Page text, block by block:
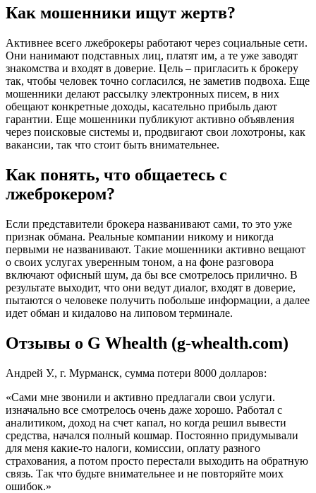
Как мошенники ищут жертв?
Активнее всего лжеброкеры работают через социальные сети.
Они нанимают подставных лиц, платят им, а те уже заводят
знакомства и входят в доверие. Цель – пригласить к брокеру
так, чтобы человек точно согласился, не заметив подвоха. Еще
мошенники делают рассылку электронных писем, в них
обещают конкретные доходы, касательно прибыль дают
гарантии. Еще мошенники публикуют активно объявления
через поисковые системы и, продвигают свои лохотроны, как
вакансии, так что стоит быть внимательнее.
Как понять, что общаетесь с
лжеброкером?
Если представители брокера названивают сами, то это уже
признак обмана. Реальные компании никому и никогда
первыми не названивают. Такие мошенники активно вещают
о своих услугах уверенным тоном, а на фоне разговора
включают офисный шум, да бы все смотрелось прилично. В
результате выходит, что они ведут диалог, входят в доверие,
пытаются о человеке получить побольше информации, а далее
идет обман и кидалово на липовом терминале.
Отзывы о G Whealth (g-whealth.com)
Андрей У., г. Мурманск, сумма потери 8000 долларов:
«Сами мне звонили и активно предлагали свои услуги.
изначально все смотрелось очень даже хорошо. Работал с
аналитиком, доход на счет капал, но когда решил вывести
средства, начался полный кошмар. Постоянно придумывали
для меня какие-то налоги, комиссии, оплату разного
страхования, а потом просто перестали выходить на обратную
связь. Так что будьте внимательнее и не повторяйте моих
ошибок.»